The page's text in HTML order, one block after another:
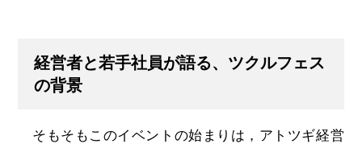
経営者と若手社員が語る、ツクルフェス
の背景
そもそもこのイベントの始まりは，アトツギ経営